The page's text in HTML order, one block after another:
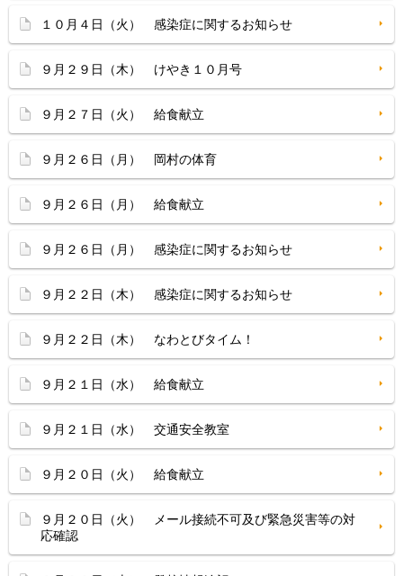
１０月４日（火） 感染症に関するお知らせ
９月２９日（木） けやき１０月号
９月２７日（火） 給食献立
９月２６日（月） 岡村の体育
９月２６日（月） 給食献立
９月２６日（月） 感染症に関するお知らせ
９月２２日（木） 感染症に関するお知らせ
９月２２日（木） なわとびタイム！
９月２１日（水） 給食献立
９月２１日（水） 交通安全教室
９月２０日（火） 給食献立
９月２０日（火） メール接続不可及び緊急災害等の対
応確認